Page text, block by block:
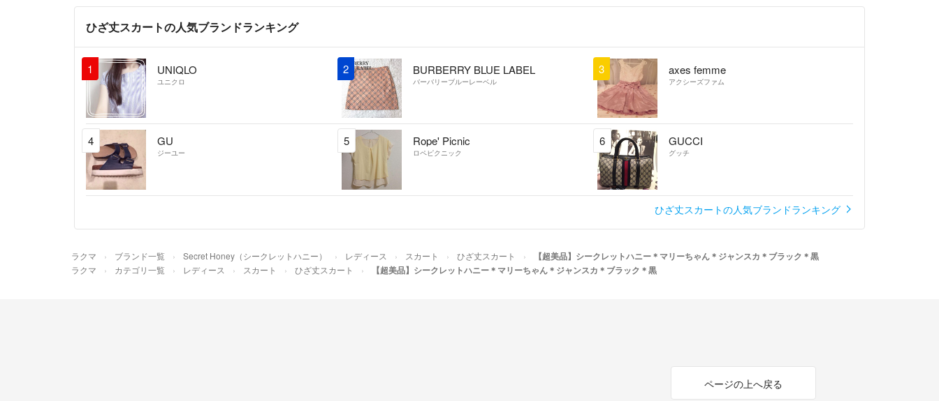
ひざ丈スカートの人気ブランドランキング
1 UNIQLO
ユニクロ
2 BURBERRY BLUE LABEL
バーバリーブルーレーベル
3 axes femme
アクシーズファム
4 GU
ジーユー
5 Rope' Picnic
ロペピクニック
6 GUCCI
グッチ
ひざ丈スカートの人気ブランドランキング
ラクマ ブランド一覧 Secret Honey（シークレットハニー） レディース スカート ひざ丈スカート 【超美品】シークレットハニー＊マリーちゃん＊ジャンスカ＊ブラック＊黒
ラクマ カテゴリ一覧 レディース スカート ひざ丈スカート 【超美品】シークレットハニー＊マリーちゃん＊ジャンスカ＊ブラック＊黒
ページの上へ戻る